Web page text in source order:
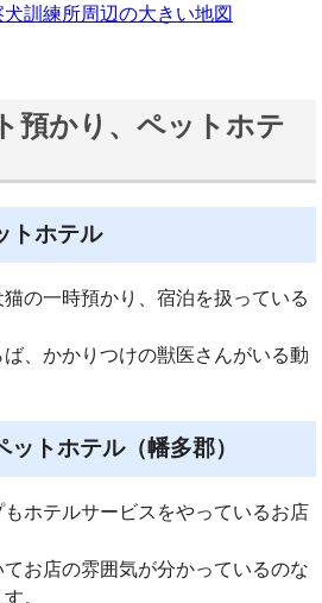
訓練所周辺の大きい地図
預かり、ペットホテ
トホテル
の一時預かり、宿泊を扱っている
、かかりつけの獣医さんがいる動
トホテル（幡多郡）
ホテルサービスをやっているお店
お店の雰囲気が分かっているのな
。